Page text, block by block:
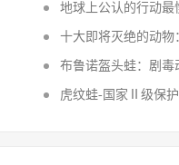
地球上公认的行动最
十大即将灭绝的动
布鲁诺盔头蛙：剧毒
虎纹蛙-国家Ⅱ级保